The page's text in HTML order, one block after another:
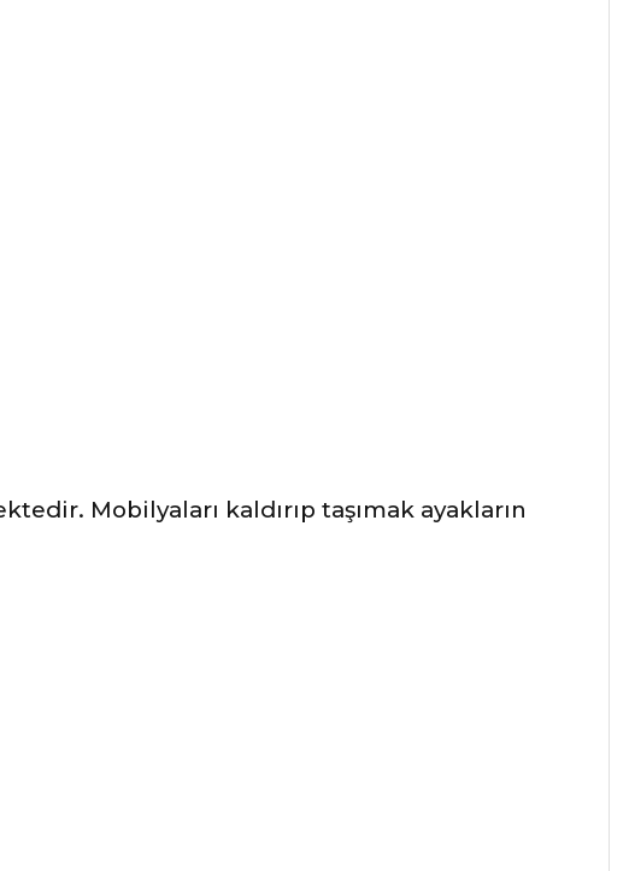
Mobilyaları kaldırıp taşımak ayakların